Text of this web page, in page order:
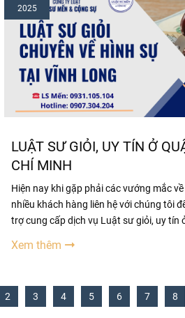
LUẬT SƯ GIỎI, UY TÍN Ở
CHÍ MINH
Hiện nay khi gặp phải các vướng mắc
nhiều khách hàng liên hệ với chúng tôi
trợ cung cấp dịch vụ Luật sư giỏi, uy tín
không tránh khỏi những thắc mắc như:
Xem thêm
2025
2 3 4 5 6 7 8